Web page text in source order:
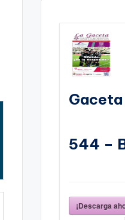
544 –
¡Descarga